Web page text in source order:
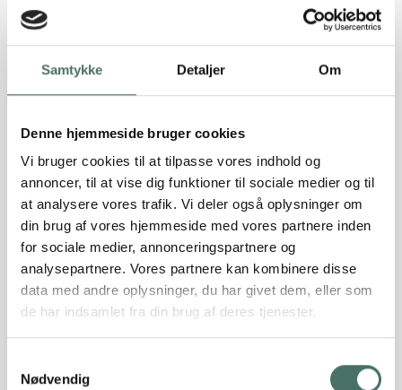
Samtykke Detaljer Om
Denne hjemmeside bruger cookies
Vi bruger cookies til at tilpasse vores indhold og
annoncer, til at vise dig funktioner til sociale medier og til
at analysere vores trafik. Vi deler også oplysninger om
din brug af vores hjemmeside med vores partnere inden
for sociale medier, annonceringspartnere og
analysepartnere. Vores partnere kan kombinere disse
data med andre oplysninger, du har givet dem, eller som
de har indsamlet fra din brug af deres tjenester.
Nødvendig
10 stk. skråpæle til optagelse af
vandrette laster, beregnet til i alt 150
KN på tværs af bygningen og i alt 70 KN
på langs.
Læs referencen